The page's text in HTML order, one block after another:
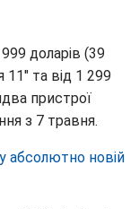
доларів (39
та від 1 299
пристрої
з 7 травня.
у абсолютно новій